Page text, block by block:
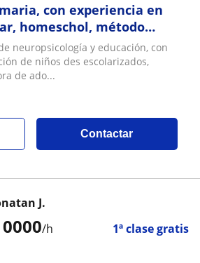
con experiencia en
homeschol, método
máster en
e
neuropsicología y educación, con
de niños des escolarizados,
de ado...
Contactar
/h 1ª clase gratis
J.